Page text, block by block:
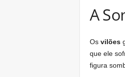
A
Os vilões
que ele
figura